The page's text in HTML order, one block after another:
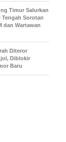
Timur Salurkan
Tengah Sorotan
dan Wartawan
Diteror
Diblokir
Baru